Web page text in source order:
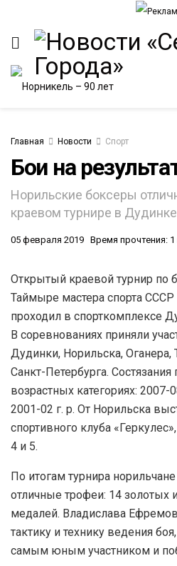
Главная Новости Спорт
Бои на
Норильские боксеры
краевом турнире в
05 февраля 2019 Время прочтения: 1
Открытый краевой турнир по
Таймыре мастера спорта СССР
проходил в спорткомплексе
В соревнованиях приняли
Дудинки, Норильска, Оганера,
Санкт-Петербурга.
возрастных категориях: 2007-
2001-02 г. р. От Норильска
спортивного клуба
4 и 5.
По итогам турнира
отличные трофеи: 14 золотых
медалей. Владислава
тактику и технику ведения
самым юным участником и